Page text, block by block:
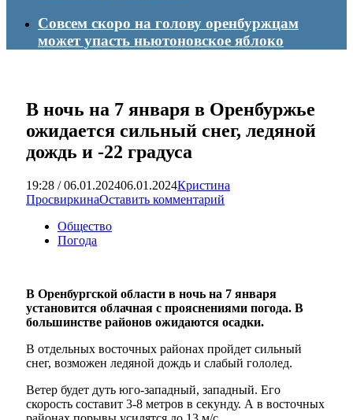
Совсем скоро на голову оренбуржцам
может упасть ньютоновское яблоко
В ночь на 7 января в Оренбуржье
ожидается сильный снег, ледяной
дождь и -22 градуса
19:28 / 06.01.202406.01.2024Кристина
ПросвиркинаОставить комментарий
Общество
Погода
В Оренбургской области в ночь на 7 января
установится облачная с прояснениями погода. В
большинстве районов ожидаются осадки.
В отдельных восточных районах пройдет сильный
снег, возможен ледяной дождь и слабый гололед.
Ветер будет дуть юго-западный, западный. Его
скорость составит 3-8 метров в секунду. А в восточных